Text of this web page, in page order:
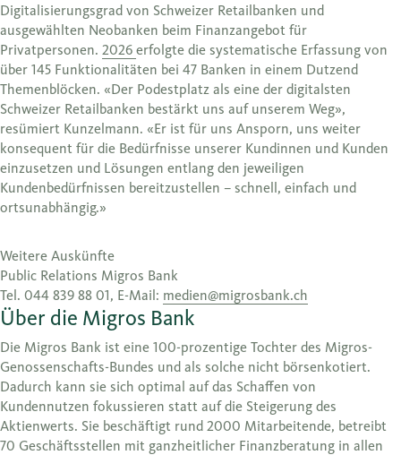
Digitalisierungsgrad von Schweizer Retailbanken und
ausgewählten Neobanken beim Finanzangebot für
Privatpersonen. 2026 erfolgte die systematische Erfassung von
über 145 Funktionalitäten bei 47 Banken in einem Dutzend
Themenblöcken. «Der Podestplatz als eine der digitalsten
Schweizer Retailbanken bestärkt uns auf unserem Weg»,
resümiert Kunzelmann. «Er ist für uns Ansporn, uns weiter
konsequent für die Bedürfnisse unserer Kundinnen und Kunden
einzusetzen und Lösungen entlang den jeweiligen
Kundenbedürfnissen bereitzustellen – schnell, einfach und
ortsunabhängig.»
Weitere Auskünfte
Public Relations Migros Bank
Tel. 044 839 88 01, E-Mail: medien@migrosbank.ch
Über die Migros Bank
Die Migros Bank ist eine 100-prozentige Tochter des Migros-
Genossenschafts-Bundes und als solche nicht börsenkotiert.
Dadurch kann sie sich optimal auf das Schaffen von
Kundennutzen fokussieren statt auf die Steigerung des
Aktienwerts. Sie beschäftigt rund 2000 Mitarbeitende, betreibt
70 Geschäftsstellen mit ganzheitlicher Finanzberatung in allen